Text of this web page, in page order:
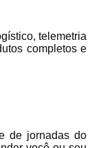
Gestão de Frota
Belo Horizonte
de Veículos
telemetria
completos e
de jornadas do